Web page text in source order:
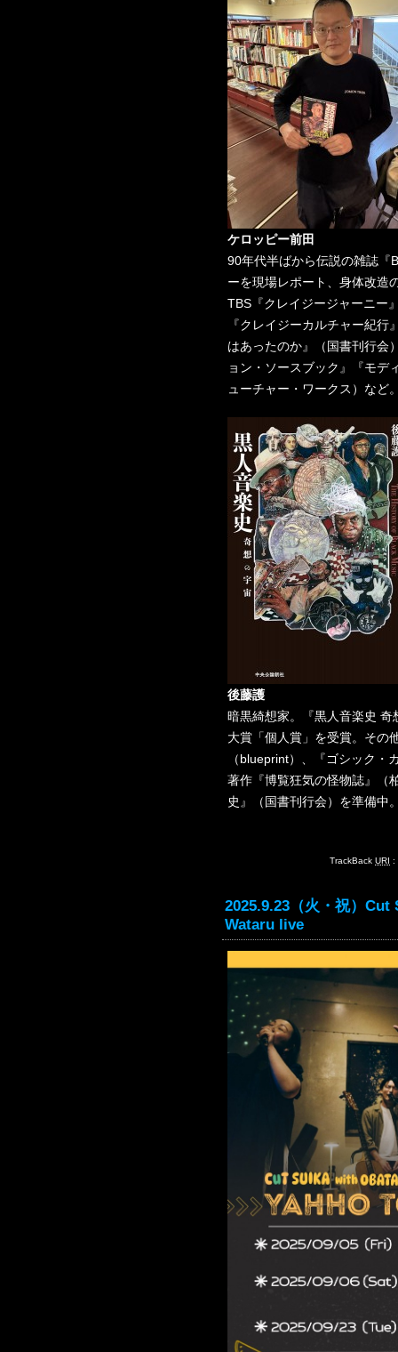
ケロッピー前田
90年代半ばから伝説の雑誌『
ーを現場レポート、身体改造
TBS『クレイジージャーニー
『クレイジーカルチャー紀行
はあったのか』（国書刊行会
ョン・ソースブック』『モデ
ューチャー・ワークス）など
後藤護
暗黒綺想家。『黒人音楽史
大賞「個人賞」を受賞。その
（blueprint）、『ゴシック・
著作『博覧狂気の怪物誌』（
史』（国書刊行会）を準備中
TrackBack URI :
2025.9.23（火・祝）
Wataru live